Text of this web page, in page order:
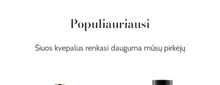
Populiauriausi
Šiuos kvepalus renkasi dauguma mūsų pirkėjų